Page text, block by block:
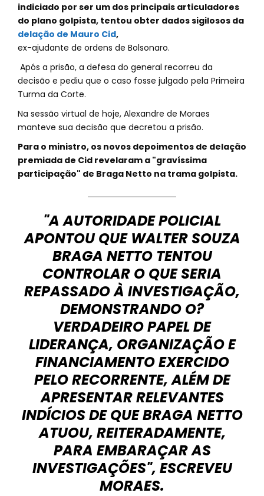
indiciado por ser um dos principais articuladores
do plano golpista, tentou obter dados sigilosos da
delação de Mauro Cid,
ex-ajudante de ordens de Bolsonaro.
Após a prisão, a defesa do general recorreu da
decisão e pediu que o caso fosse julgado pela Primeira
Turma da Corte.
Na sessão virtual de hoje, Alexandre de Moraes
manteve sua decisão que decretou a prisão.
Para o ministro, os novos depoimentos de delação
premiada de Cid revelaram a "gravíssima
participação" de Braga Netto na trama golpista.
"A AUTORIDADE POLICIAL
APONTOU QUE WALTER SOUZA
BRAGA NETTO TENTOU
CONTROLAR O QUE SERIA
REPASSADO À INVESTIGAÇÃO,
DEMONSTRANDO O?
VERDADEIRO PAPEL DE
LIDERANÇA, ORGANIZAÇÃO E
FINANCIAMENTO EXERCIDO
PELO RECORRENTE, ALÉM DE
APRESENTAR RELEVANTES
INDÍCIOS DE QUE BRAGA NETTO
ATUOU, REITERADAMENTE,
PARA EMBARAÇAR AS
INVESTIGAÇÕES", ESCREVEU
MORAES.